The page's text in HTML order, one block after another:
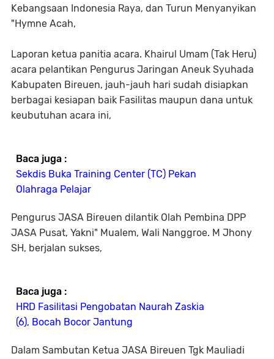
Kebangsaan Indonesia Raya, dan Turun Menyanyikan
"Hymne Acah,
Laporan ketua panitia acara. Khairul Umam (Tak Heru)
acara pelantikan Pengurus Jaringan Aneuk Syuhada
Kabupaten Bireuen, jauh-jauh hari sudah disiapkan
berbagai kesiapan baik Fasilitas maupun dana untuk
keubutuhan acara ini,
Baca juga :
Sekdis Buka Training Center (TC) Pekan
Olahraga Pelajar
Pengurus JASA Bireuen dilantik Olah Pembina DPP
JASA Pusat, Yakni" Mualem, Wali Nanggroe. M Jhony
SH, berjalan sukses,
Baca juga :
HRD Fasilitasi Pengobatan Naurah Zaskia
(6), Bocah Bocor Jantung
Dalam Sambutan Ketua JASA Bireuen Tgk Mauliadi